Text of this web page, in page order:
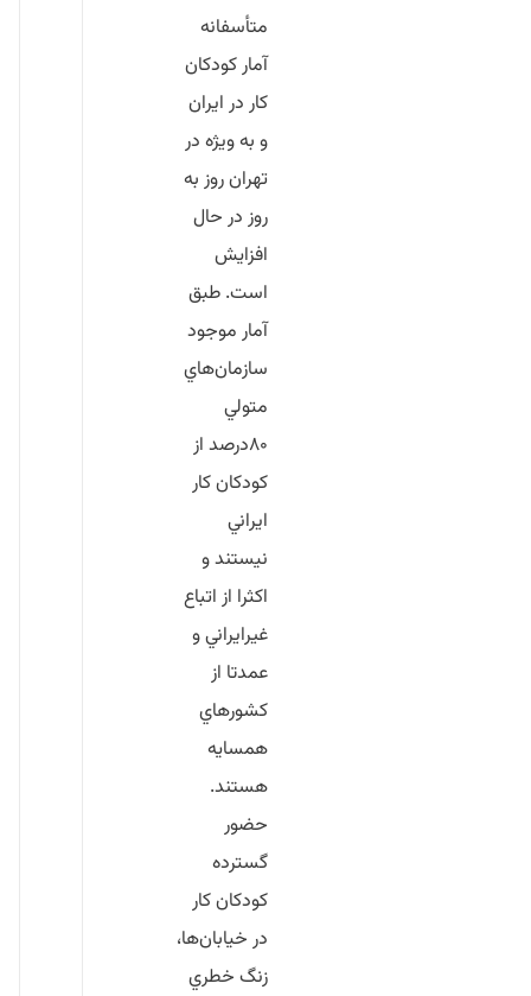
متأسفانه
آمار كودكان
كار در ايران
و به ويژه در
تهران روز به
روز در حال
افزايش
است. طبق
آمار موجود
سازمان‌هاي
متولي
۸۰درصد از
كودكان كار
ايراني
نيستند و
اكثرا از اتباع
غيرايراني و
عمدتا از
كشورهاي
همسايه
هستند.
حضور
گسترده
كودكان كار
در خيابان‌ها،
زنگ خطري